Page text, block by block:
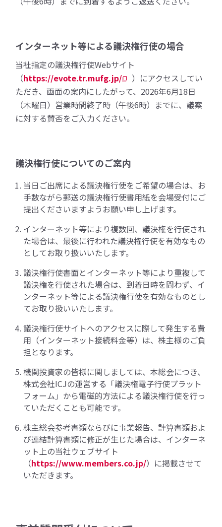
インターネット等による議決権行使の場合
当社指定の議決権行使Webサイト
（https://evote.tr.mufg.jp/
）にアクセスしてい
ただき、画面の案内にしたがって、2026年6月18日
（木曜日）営業時間終了時（午後6時）までに、議案
に対する賛否をご入力ください。
議決権行使についてのご案内
当日ご出席による議決権行使をご希望の場合は、お
手数ながら郵送の議決権行使書用紙を会場受付にご
提出くださいますようお願い申し上げます。
インターネット等により複数回、議決権を行使され
た場合は、最後に行われた議決権行使を有効なもの
としてお取り扱いいたします。
議決権行使書面とインターネット等により重複して
議決権を行使された場合は、到着日時を問わず、イ
ンターネット等による議決権行使を有効なものとし
てお取り扱いいたします。
議決権行使サイトへのアクセスに際して発生する費
用（インターネット接続料金等）は、株主様のご負
担となります。
機関投資家の皆様に関しましては、本総会につき、
株式会社ICJの運営する「議決権電子行使プラット
フォーム」から電磁的方法による議決権行使を行っ
ていただくことも可能です。
株主総会参考書類ならびに事業報告、計算書類およ
び連結計算書類に修正が生じた場合は、インターネ
ット上の当社ウェブサイト
（https://www.members.co.jp/）に掲載させて
いただきます。